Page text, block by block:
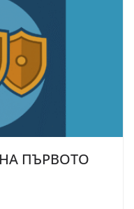
ПЪРВОТО